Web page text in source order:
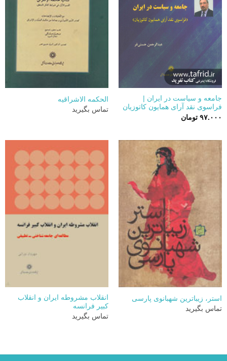
جامعه و سیاست در ایران |
فراسوی نقد آرای همایون کاتوزیان
۹۷.۰۰۰ تومان
الحکمه الاشراقیه
تماس بگیرید
استر، زیباترین شهبانوی پارسی
تماس بگیرید
انقلاب مشروطه ایران و انقلاب
کبیر فرانسه
تماس بگیرید